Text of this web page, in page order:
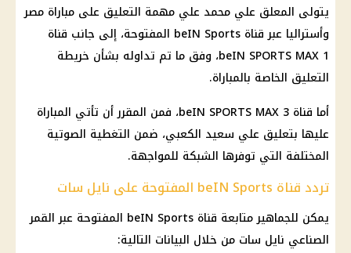
يتولى المعلق علي محمد علي مهمة التعليق على مباراة مصر
وأستراليا عبر قناة beIN Sports المفتوحة، إلى جانب قناة
beIN SPORTS MAX 1، وفق ما تم تداوله بشأن خريطة
التعليق الخاصة بالمباراة.
أما قناة beIN SPORTS MAX 3، فمن المقرر أن تأتي المباراة
عليها بتعليق علي سعيد الكعبي، ضمن التغطية الصوتية
المختلفة التي توفرها الشبكة للمواجهة.
تردد قناة beIN Sports المفتوحة على نايل سات
يمكن للجماهير متابعة قناة beIN Sports المفتوحة عبر القمر
الصناعي نايل سات من خلال البيانات التالية: